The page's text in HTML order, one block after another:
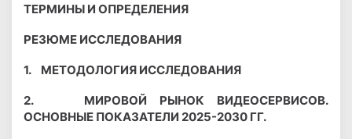
ТЕРМИНЫ И ОПРЕДЕЛЕНИЯ
РЕЗЮМЕ ИССЛЕДОВАНИЯ
1. МЕТОДОЛОГИЯ ИССЛЕДОВАНИЯ
2. МИРОВОЙ РЫНОК ВИДЕОСЕРВИСОВ.
ОСНОВНЫЕ ПОКАЗАТЕЛИ 2025-2030 ГГ.